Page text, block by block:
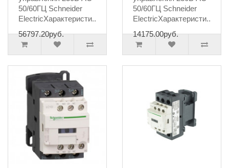
50/60ГЦ Schneider
ElectricХарактеристи..
56797.20руб.
50/60ГЦ Schneider
ElectricХарактеристи..
14175.00руб.